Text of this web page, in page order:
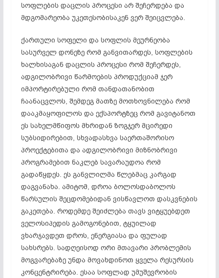
სოფლების დაცლის პროცესი არ შეჩერდება და
მდგომარეობა უკეთესობისაკენ ვერ შეიცვლება.
ქართული სოფელი და სოფლის მეურნეობა
სასურველ დონეზე რომ განვითარდეს, სოფლების
ხალხისაგან დაცლის პროცესი რომ შეჩერდეს,
ადგილობრივი წარმოების პროდუქციამ ჯერ
იმპორტირებული რომ თანდათანობით
ჩაანაცვლოს, შემდეგ მათზე მოთხოვნილება რომ
დააკმაყოფილოს და ექსპორტზეც რომ გავიტანოთ
ეს სახელმწიფოს მხრიდან ზოგჯერ მცირედი
სუბსიდირებით, სხვადასხვა საერთაშორისო
პროექტებითა და ადგილობრივი მიზნობრივი
პროგრამებით ნაკლებ სავარაუდოა რომ
გადაწყდეს. ეს განვლილმა წლებმაც კარგად
დაგვანახა. ამიტომ, დროა ბოლოსდაბოლოს
წარსულის შეცდომებიდან ვისწავლოთ დასკვნების
გაკეთება. როდემდე შეიძლება თავს ვიტყუებდეთ
ველოსიპედის გამოგონებით, ტყუილად
ვხარჯავდეთ დროს, ენერგიასა და ფულად
სახსრებს. სადღეისოდ ორი მთავარი პრობლემის
მოგვარებაზე უნდა მოვახდინოთ ყველა რესურსის
კონცენტრირება. ესაა სოფლად უმუშევრობის